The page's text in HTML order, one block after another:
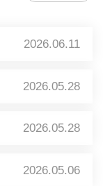
2026.06.11
2026.05.28
2026.05.28
2026.05.06